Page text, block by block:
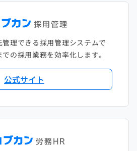
理できる採用管理システムで
の採用業務を効率化します。
公式サイト